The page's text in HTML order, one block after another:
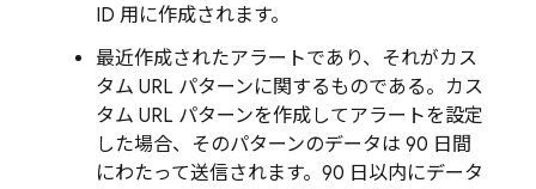
ID 用に作成されます。
最近作成されたアラートであり、それがカス
タム URL パターンに関するものである。カス
タム URL パターンを作成してアラートを設定
した場合、そのパターンのデータは 90 日間
にわたって送信されます。90 日以内にデータ